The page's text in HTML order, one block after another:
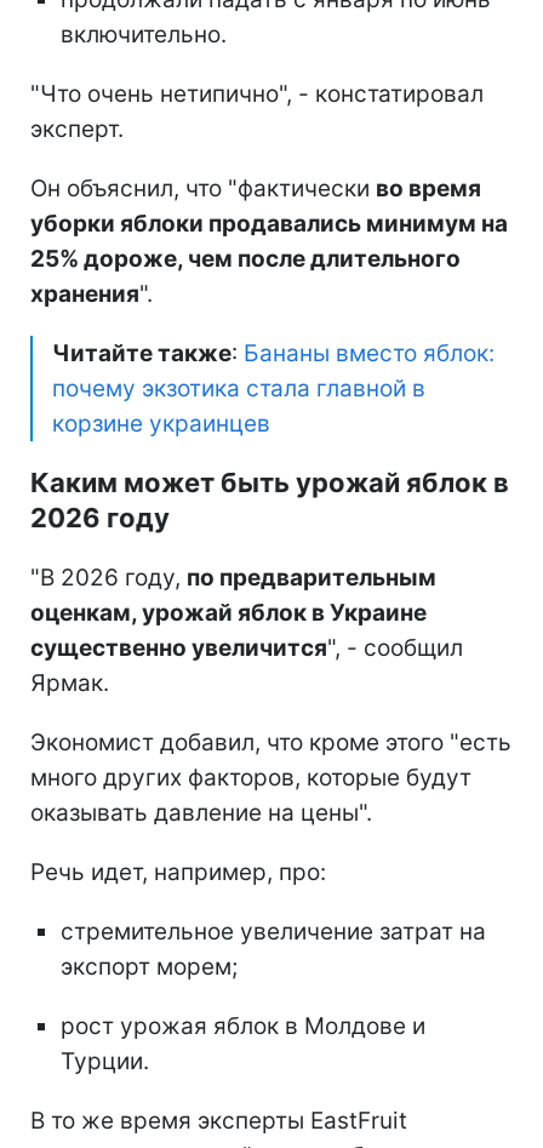
включительно.
"Что очень нетипично", - констатировал
эксперт.
Он объяснил, что "фактически во время
уборки яблоки продавались минимум на
25% дороже, чем после длительного
хранения".
Читайте также: Бананы вместо яблок:
почему экзотика стала главной в
корзине украинцев
Каким может быть урожай яблок в
2026 году
"В 2026 году, по предварительным
оценкам, урожай яблок в Украине
существенно увеличится", - сообщил
Ярмак.
Экономист добавил, что кроме этого "есть
много других факторов, которые будут
оказывать давление на цены".
Речь идет, например, про:
стремительное увеличение затрат на
экспорт морем;
рост урожая яблок в Молдове и
Турции.
В то же время эксперты EastFruit